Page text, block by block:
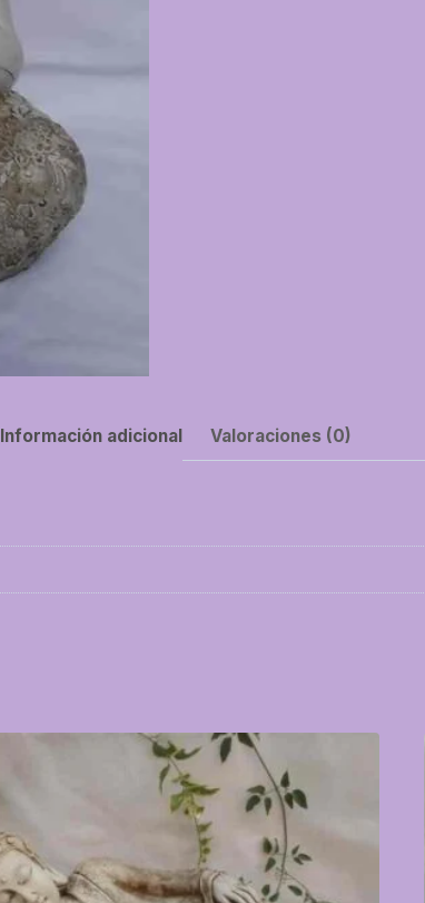
Información adicional Valoraciones (0)